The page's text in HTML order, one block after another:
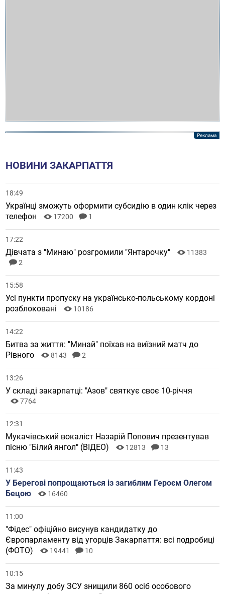
НОВИНИ ЗАКАРПАТТЯ
18:49
Українці зможуть оформити субсидію в один клік через
телефон
17200 1
17:22
Дівчата з "Минаю" розгромили "Янтарочку"
11383
2
15:58
Усі пункти пропуску на українсько-польському кордоні
розблоковані
10186
14:22
Битва за життя: "Минай" поїхав на виїзний матч до
Рівного
8143 2
13:26
У складі закарпатці: "Азов" святкує своє 10-річчя
7764
12:31
Мукачівський вокаліст Назарій Попович презентував
пісню "Білий янгол" (ВІДЕО)
12813 13
11:43
У Берегові попрощаються із загиблим Героєм Олегом
Бецою
16460
11:00
"Фідес" офіційно висунув кандидатку до
Європарламенту від угорців Закарпаття: всі подробиці
(ФОТО)
19441 10
10:15
За минулу добу ЗСУ знищили 860 осіб особового